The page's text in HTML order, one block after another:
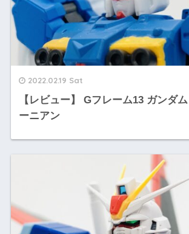
2022.02.19 Sat
【レビュー】 Gフレーム13 ガンダ
ーニアン